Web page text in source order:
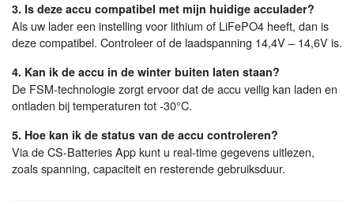
3. Is deze accu compatibel met mijn huidige acculader?
Als uw lader een instelling voor lithium of LiFePO4 heeft, dan is
deze compatibel. Controleer of de laadspanning 14,4V – 14,6V is.
4. Kan ik de accu in de winter buiten laten staan?
De FSM-technologie zorgt ervoor dat de accu veilig kan laden en
ontladen bij temperaturen tot -30°C.
5. Hoe kan ik de status van de accu controleren?
Via de CS-Batteries App kunt u real-time gegevens uitlezen,
zoals spanning, capaciteit en resterende gebruiksduur.